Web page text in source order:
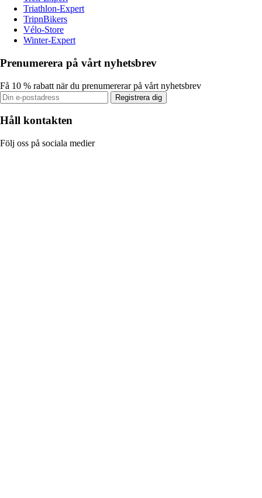
Triathlon-Expert
TripnBikers
Vélo-Store
Winter-Expert
Prenumerera på vårt nyhetsbrev
Få 10 % rabatt när du prenumererar på vårt nyhetsbrev
Registrera dig
Håll kontakten
Följ oss på sociala medier